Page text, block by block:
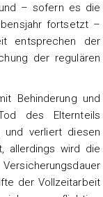
– sofern es die
fortsetzt –
entsprechen der
der regulären
Behinderung und
des Elternteils
und verliert diesen
allerdings wird die
der Vollzeitarbeit